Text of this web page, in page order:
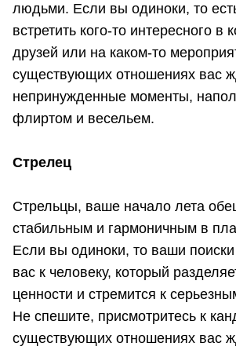
людьми. Если вы одиноки, то
встретить кого-то интересного в
друзей или на каком-то
существующих отношениях вас
непринужденные моменты,
флиртом и весельем.
Стрелец
Стрельцы, ваше начало лета
стабильным и гармоничным в
Если вы одиноки, то ваши поиски
вас к человеку, который
ценности и стремится к
Не спешите, присмотритесь к
существующих отношениях вас